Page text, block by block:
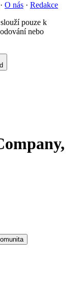
· O nás · Redakce
pouze k
nebo